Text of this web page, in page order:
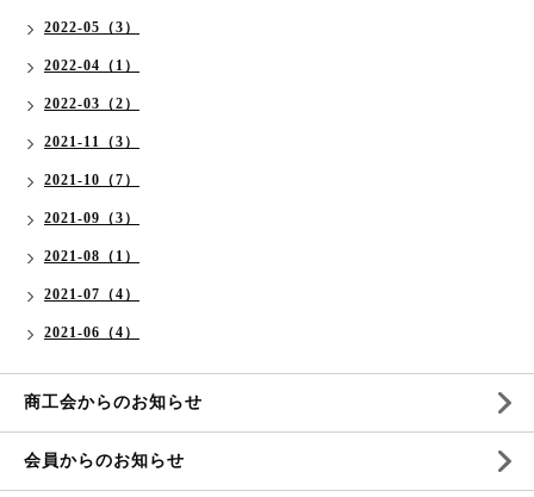
2022-05（3）
2022-04（1）
2022-03（2）
2021-11（3）
2021-10（7）
2021-09（3）
2021-08（1）
2021-07（4）
2021-06（4）
商工会からのお知らせ
会員からのお知らせ